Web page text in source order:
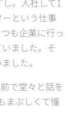
という仕事
も企業に行っ
ました。そ
した。
で堂々と話を
まぶしくて憧